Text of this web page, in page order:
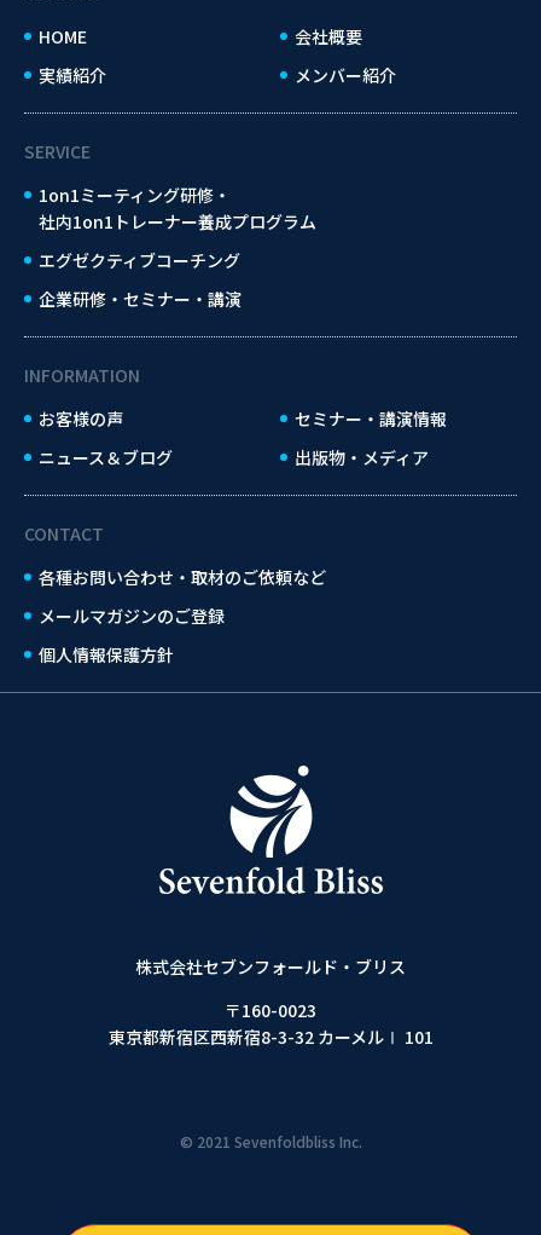
株式会社セブンフォールド・ブリス
〒160-0023
東京都新宿区西新宿8-3-32 カーメルⅠ 101
HOME
会社概要
実績紹介
メンバー紹介
SERVICE
1on1ミーティング研修・
社内1on1トレーナー養成プログラム
エグゼクティブコーチング
企業研修・セミナー・講演
INFORMATION
お客様の声
セミナー・講演情報
ニュース＆ブログ
出版物・メディア
CONTACT
各種お問い合わせ・取材のご依頼など
メールマガジンのご登録
個人情報保護方針
© 2021 Sevenfoldbliss Inc.